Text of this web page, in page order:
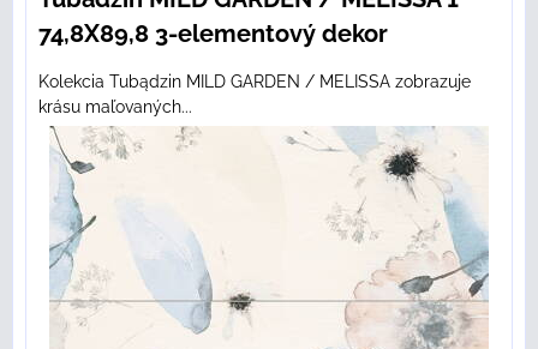
74,8X89,8 3-elementový dekor
Kolekcia Tubądzin MILD GARDEN / MELISSA zobrazuje
krásu maľovaných...